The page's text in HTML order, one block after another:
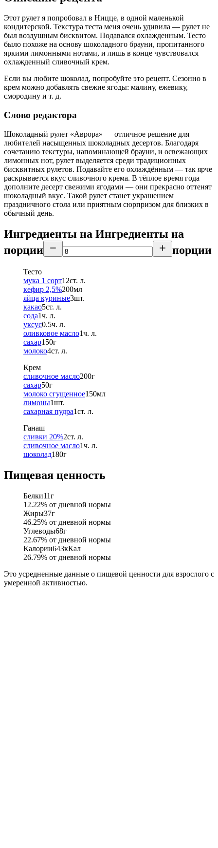
Этот рулет я попробовал в Ницце, в одной маленькой
кондитерской. Текстура теста меня очень удивила — рулет не
был воздушным бисквитом. Подавался охлажденным. Тесто
было похоже на основу шоколадного брауни, пропитанного
яркими лимонными нотами, и лишь в конце чувствовался
охлажденный сливочный крем.
Если вы любите шоколад, попробуйте это рецепт. Сезонно в
крем можно добавлять свежие ягоды: малину, ежевику,
смородину и т. д.
Слово редактора
Шоколадный рулет «Аврора» — отличное решение для
любителей насыщенных шоколадных десертов. Благодаря
сочетанию текстуры, напоминающей брауни, и освежающих
лимонных нот, рулет выделяется среди традиционных
бисквитных рулетов. Подавайте его охлаждённым — так ярче
раскрывается вкус сливочного крема. В тёплое время года
дополните десерт свежими ягодами — они прекрасно оттенят
шоколадный вкус. Такой рулет станет украшением
праздничного стола или приятным сюрпризом для близких в
обычный день.
Ингредиенты на Ингредиенты на
порции
порции
Тесто
мука 1 сорт12ст. л.
кефир 2,5%200мл
яйца куриные3шт.
какао5ст. л.
сода1ч. л.
уксус0.5ч. л.
оливковое масло1ч. л.
сахар150г
молоко4ст. л.
Крем
сливочное масло200г
сахар50г
молоко сгущенное150мл
лимоны1шт.
сахарная пудра1ст. л.
Ганаш
сливки 20%2ст. л.
сливочное масло1ч. л.
шоколад180г
Пищевая ценность
Белки11г
12.22% от дневной нормы
Жиры37г
46.25% от дневной нормы
Углеводы68г
22.67% от дневной нормы
Калории643кКал
26.79% от дневной нормы
Это усредненные данные о пищевой ценности для взрослого с
умеренной активностью.